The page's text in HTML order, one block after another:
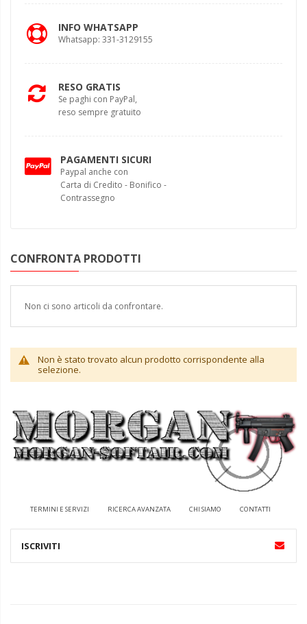
INFO WHATSAPP
Whatsapp: 331-3129155
RESO GRATIS
Se paghi con PayPal,
reso sempre gratuito
PAGAMENTI SICURI
Paypal anche con
Carta di Credito - Bonifico -
Contrassegno
CONFRONTA PRODOTTI
Non ci sono articoli da confrontare.
Non è stato trovato alcun prodotto corrispondente alla
selezione.
TERMINI E SERVIZI RICERCA AVANZATA CHI SIAMO CONTATTI